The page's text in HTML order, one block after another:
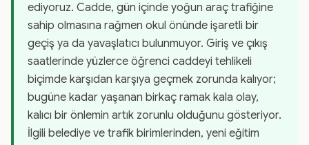
ediyoruz. Cadde, gün içinde yoğun araç trafiğine
sahip olmasına rağmen okul önünde işaretli bir
geçiş ya da yavaşlatıcı bulunmuyor. Giriş ve çıkış
saatlerinde yüzlerce öğrenci caddeyi tehlikeli
biçimde karşıdan karşıya geçmek zorunda kalıyor;
bugüne kadar yaşanan birkaç ramak kala olay,
kalıcı bir önlemin artık zorunlu olduğunu gösteriyor.
İlgili belediye ve trafik birimlerinden, yeni eğitim